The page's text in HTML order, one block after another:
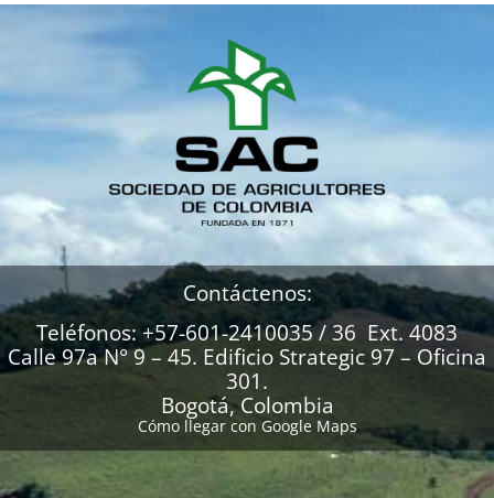
Contáctenos:
Teléfonos: +57-601-2410035 / 36 Ext. 4083
Calle 97a N° 9 – 45. Edificio Strategic 97 – Oficina
301.
Bogotá, Colombia
Cómo llegar con Google Maps